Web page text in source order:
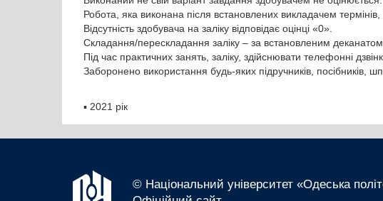
Робота, яка виконана після встановлених викладачем
Відсутність здобувача на заліку відповідає оцінці «0».
Складання/перескладання заліку – за встановленим
Під час практичних занять, заліку, здійснювати телефонні
Заборонено використання будь-яких підручників, посібників,
▪ 2021 рік
© Національний університет «Одеська